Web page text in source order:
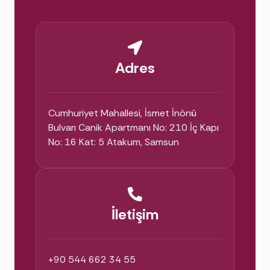
Samsun'da Doğru Psikoloğu Nasıl
travma, ilişki)? Yüz yüze mi online mı
görüşmek istiyorsunuz? Ardından:
Danışan yorumlarını okuyun:Google
Haritalar puanlarına ve
göz atın.
Uzmanlığı doğrulayın:Psikoloğun
—özgeçmişim burada
Adres
Cumhuriyet Mahallesi, İsmet İnönü
Bulvarı Canik Apartmanı No: 210 İç Kapı
No: 16 Kat: 5 Atakum, Samsun
İletişim
+90 544 662 34 55